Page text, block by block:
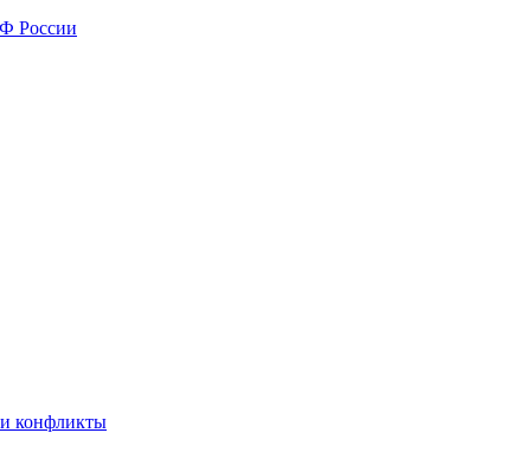
России
конфликты